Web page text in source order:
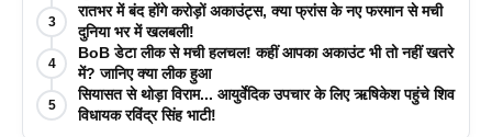
3
रातभर में बंद होंगे करोड़ों अकाउंट्स, क्या फ्रांस के नए फरमान से मची
दुनिया भर में खलबली!
4
BoB डेटा लीक से मची हलचल! कहीं आपका अकाउंट भी तो नहीं खतरे
में? जानिए क्या लीक हुआ
5
सियासत से थोड़ा विराम... आयुर्वेदिक उपचार के लिए ऋषिकेश पहुंचे शिव
विधायक रविंद्र सिंह भाटी!